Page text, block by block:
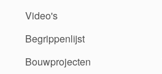
Video's
Begrippenlijst
Bouwprojecten